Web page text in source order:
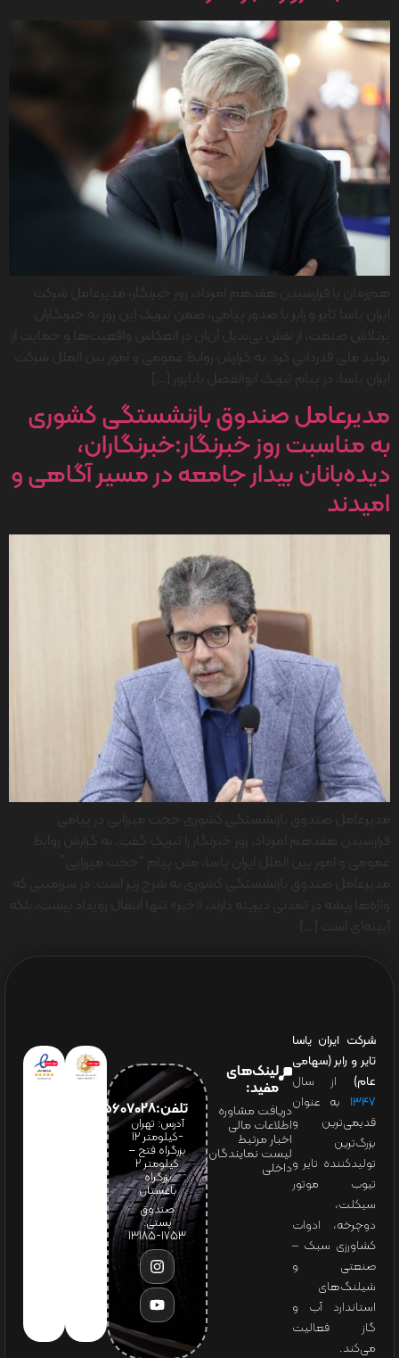
مدیرعامل صندوق بازنشستگی کشوری
به مناسبت روز خبرنگار:خبرنگاران،
دیده‌بانان بیدار جامعه در مسیر آگاهی و
امیدند
شرکت ایران یاسا
تایر و رابر (سهامی
عام) از سال
۱۳۴۷ به عنوان
قدیمی‌ترین و
بزرگ‌ترین
تولیدکننده تایر و
تیوب موتور
سیکلت،
دوچرخه، ادوات
کشاورزی سبک –
صنعتی و
شیلنگ‌های
استاندارد آب و
گاز فعالیت
می‌کند.
لینک‌های
مفید:
دریافت مشاوره
اطلاعات مالی
اخبار مرتبط
لیست نمایندگان
داخلی
تلفن:65607028(021)
آدرس: تهران
-کیلومتر 12
بزرگراه فتح –
کیلومتر ۲
بزرگراه
باغستان
صندوق
پستی:
1753-13185